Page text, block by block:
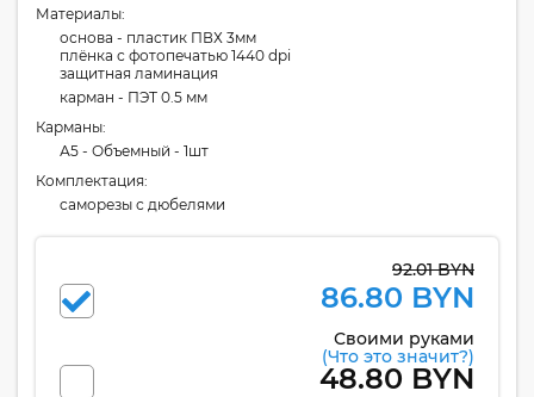
Материалы:
основа - пластик ПВХ 3мм
плёнка с фотопечатью 1440 dpi
защитная ламинация
карман - ПЭТ 0.5 мм
Карманы:
А5 - Объемный - 1шт
Комплектация:
cаморезы с дюбелями
92.01 BYN
86.80 BYN
Своими руками
(Что это значит?)
48.80 BYN